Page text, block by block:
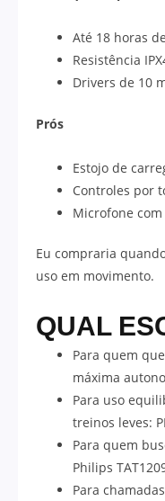
Até 18 horas
Resistência
Drivers de 10
Prós
Estojo de
Controles por
Microfone
Eu compraria
uso em movimento.
QUAL
Para quem
máxima
Para uso
treinos leves:
Para quem
Philips
Para